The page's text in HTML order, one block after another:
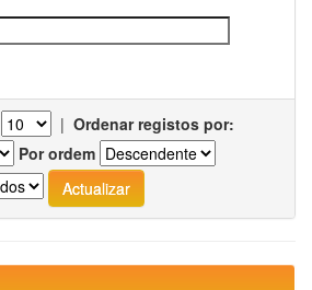
| Ordenar registos por:
Por ordem